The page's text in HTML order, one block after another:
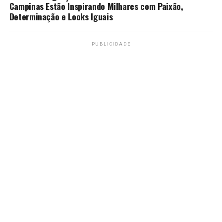
Campinas Estão Inspirando Milhares com Paixão,
Determinação e Looks Iguais
PUBLICIDADE